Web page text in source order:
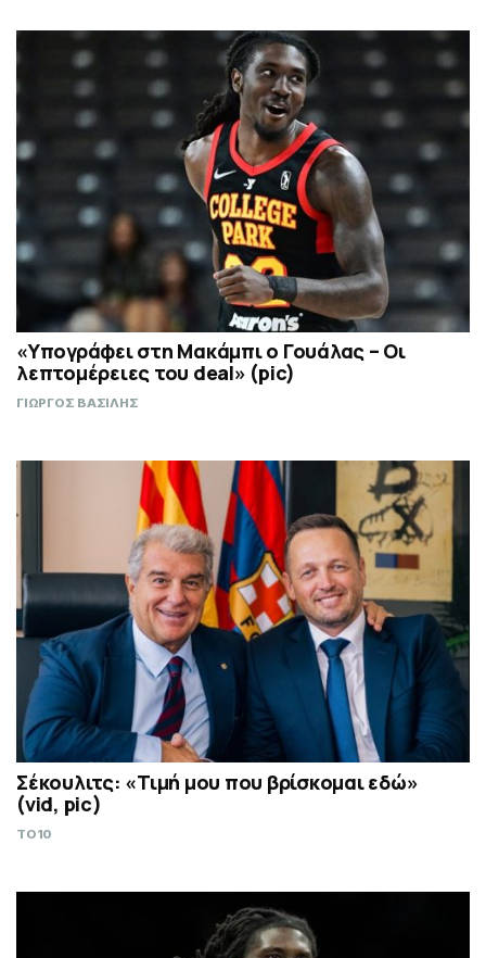
«Υπογράφει στη Μακάμπι ο Γουάλας – Οι
λεπτομέρειες του deal» (pic)
ΓΙΩΡΓΟΣ ΒΑΣΙΛΗΣ
Σέκουλιτς: «Τιμή μου που βρίσκομαι εδώ»
(vid, pic)
TO10